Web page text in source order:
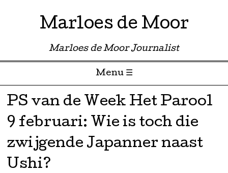
Marloes de Moor
Marloes de Moor Journalist
Menu ☰
Skip to content
PS van de Week Het Parool
9 februari: Wie is toch die
zwijgende Japanner naast
Ushi?